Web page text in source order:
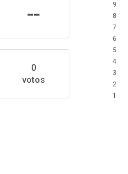
--
0
votos
9
8
7
6
5
4
3
2
1